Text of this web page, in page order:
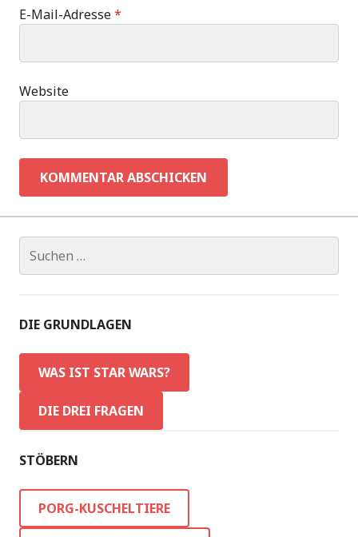
E-Mail-Adresse*
Website
nach:
DIE GRUNDLAGEN
WAS IST STAR WARS?
DIE DREI FRAGEN
STÖBERN
PORG-KUSCHELTIERE